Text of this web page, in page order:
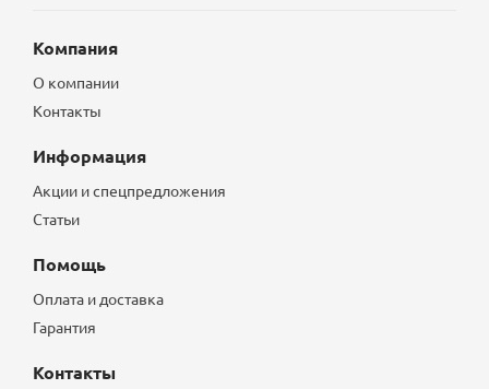
Компания
О компании
Контакты
Информация
Акции и спецпредложения
Статьи
Помощь
Оплата и доставка
Гарантия
Контакты